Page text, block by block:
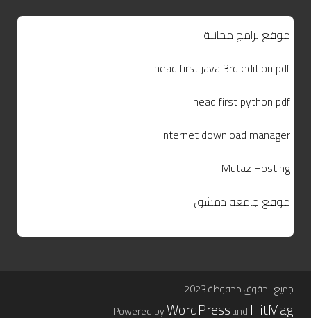
موقع برامج مجانية
head first java 3rd edition pdf
head first python pdf
internet download manager
Mutaz Hosting
موقع جامعة دمشق
جميع الحقوق محفوظة 2023
Powered byWordPressand HitMag
.